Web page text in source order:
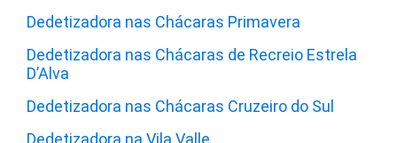
Dedetizadora nas Chácaras Primavera
Dedetizadora nas Chácaras de Recreio Estrela
D’Alva
Dedetizadora nas Chácaras Cruzeiro do Sul
Dedetizadora na Vila Valle